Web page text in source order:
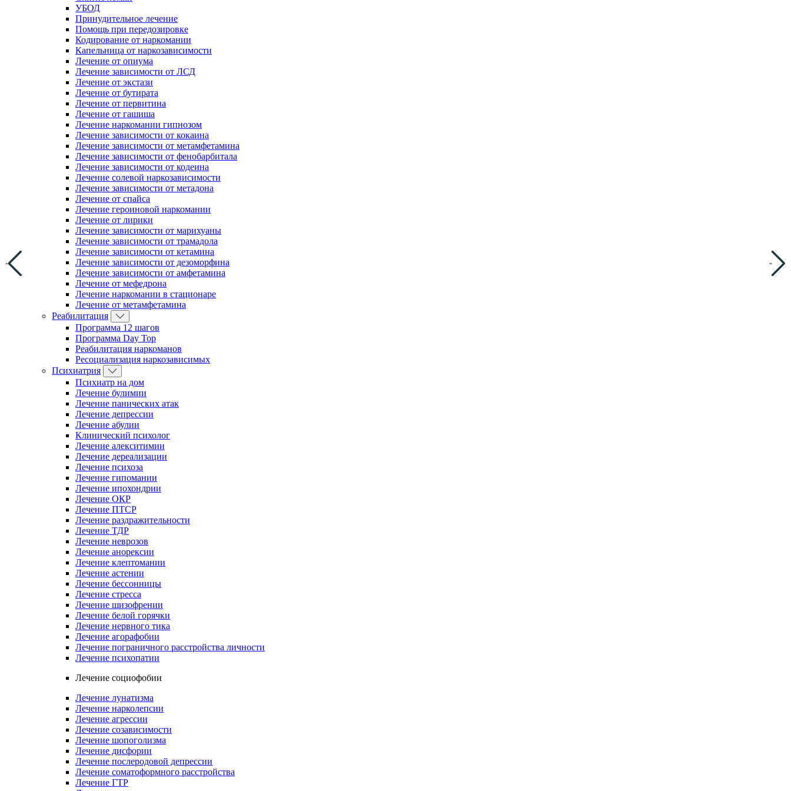
УБОД
Принудительное лечение
Помощь при передозировке
Кодирование от наркомании
Капельница от наркозависимости
Лечение от опиума
Лечение зависимости от ЛСД
Лечение от экстази
Лечение от бутирата
Лечение от первитина
Лечение от гашиша
Лечение наркомании гипнозом
Лечение зависимости от кокаина
Лечение зависимости от метамфетамина
Лечение зависимости от фенобарбитала
Лечение зависимости от кодеина
Лечение солевой наркозависимости
Лечение зависимости от метадона
Лечение от спайса
Лечение героиновой наркомании
Лечение от лирики
Лечение зависимости от марихуаны
Лечение зависимости от трамадола
Лечение зависимости от кетамина
Лечение зависимости от дезоморфина
Лечение зависимости от амфетамина
Лечение от мефедрона
Лечение наркомании в стационаре
Лечение от метамфетамина
Реабилитация
Программа 12 шагов
Программа Day Top
Реабилитация наркоманов
Ресоциализация наркозависимых
Психиатрия
Психиатр на дом
Лечение булимии
Лечение панических атак
Лечение депрессии
Лечение абулии
Клинический психолог
Лечение алекситимии
Лечение дереализации
Лечение психоза
Лечение гипомании
Лечение ипохондрии
Лечение ОКР
Лечение ПТСР
Лечение раздражительности
Лечение ТДР
Лечение неврозов
Лечение анорексии
Лечение клептомании
Лечение астении
Лечение бессонницы
Лечение стресса
Лечение шизофрении
Лечение белой горячки
Лечение нервного тика
Лечение агорафобии
Лечение пограничного расстройства личности
Лечение психопатии
Лечение социофобии
Лечение лунатизма
Лечение нарколепсии
Лечение агрессии
Лечение созависимости
Лечение шопоголизма
Лечение дисфории
Лечение послеродовой депрессии
Лечение соматоформного расстройства
Лечение ГТР